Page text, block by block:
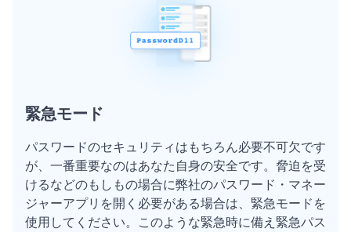
緊急モード
パスワードのセキュリティはもちろん必要不可欠です
が、一番重要なのはあなた自身の安全です。脅迫を受
けるなどのもしもの場合に弊社のパスワード・マネー
ジャーアプリを開く必要がある場合は、緊急モードを
使用してください。このような緊急時に備え緊急パス